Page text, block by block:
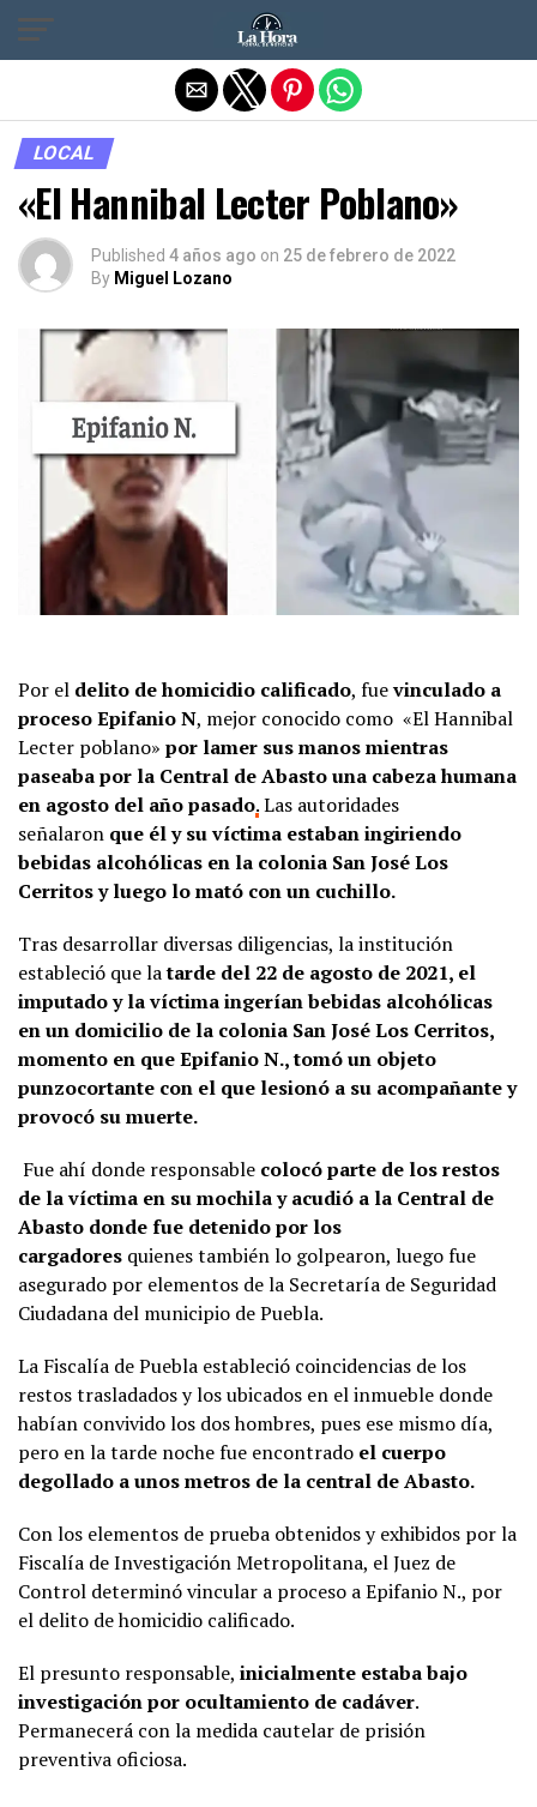
LOCAL
«El Hannibal Lecter Poblano»
Published 4 años ago on 25 de febrero de 2022
By Miguel Lozano
Por el delito de homicidio calificado, fuevinculado a
proceso Epifanio N, mejor conocido como «El Hannibal
Lecter poblano» por lamer sus manos mientras
paseaba por la Central de Abasto una cabeza humana
en agosto del año pasado.Las autoridades
señalaron que él y su víctima estaban ingiriendo
bebidas alcohólicas en la colonia San José Los
Cerritos y luego lo mató con un cuchillo.
Tras desarrollar diversas diligencias, la institución
estableció que latarde del 22 de agosto de 2021, el
imputado y la víctima ingerían bebidas alcohólicas
en un domicilio de la colonia San José Los Cerritos,
momento en que Epifanio N., tomó un objeto
punzocortante con el que lesionó a su acompañante y
provocó su muerte.
Fue ahí donde responsable colocó parte de los restos
de la víctima en su mochila y acudió a la Central de
Abasto donde fue detenido por los
cargadores quienes también lo golpearon, luego fue
asegurado por elementos de la Secretaría de Seguridad
Ciudadana del municipio de Puebla.
La Fiscalía de Puebla estableció coincidencias de los
restos trasladados y los ubicados en el inmueble donde
habían convivido los dos hombres, pues ese mismo día,
pero en la tarde noche fue encontrado el cuerpo
degollado a unos metros de la central de Abasto.
Con los elementos de prueba obtenidos y exhibidos por la
Fiscalía de Investigación Metropolitana, el Juez de
Control determinó vincular a proceso a Epifanio N., por
el delito de homicidio calificado.
El presunto responsable, inicialmente estaba bajo
investigación por ocultamiento de cadáver.
Permanecerá con la medida cautelar de prisión
preventiva oficiosa.
Salir de la versión móvil